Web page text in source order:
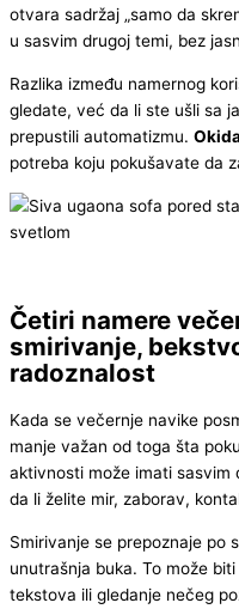
otvara sadržaj „samo da
u sasvim drugoj temi, bez
Razlika između namernog
gledate, već da li ste ušli sa
prepustili automatizmu.
potreba koju pokušavate da
Četiri namere
smirivanje,
radoznalost
Kada se večernje navike
manje važan od toga šta
aktivnosti može imati sasvim
da li želite mir, zaborav,
Smirivanje se prepoznaje po
unutrašnja buka. To može
tekstova ili gledanje nečeg